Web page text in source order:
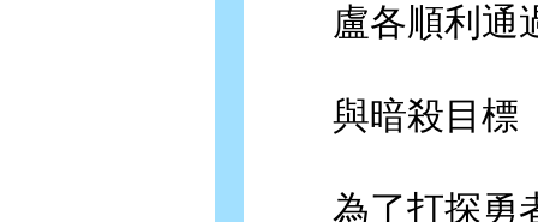
盧各順利通過
與暗殺目標「
為了打探勇